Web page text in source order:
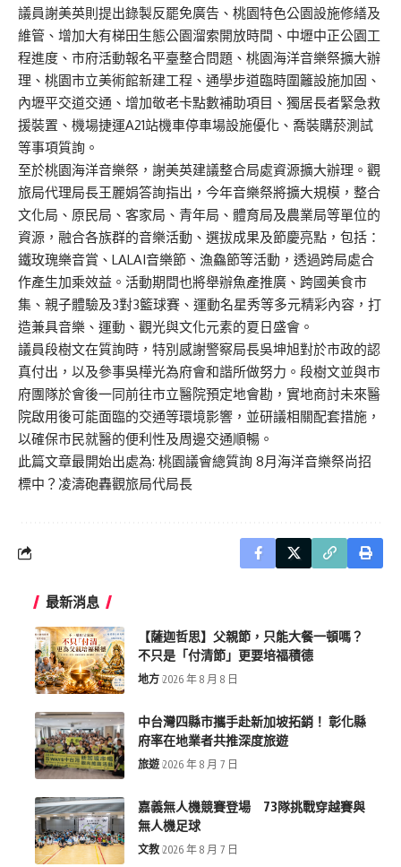
議員謝美英則提出錄製反罷免廣告、桃園特色公園設施修繕及
維管、增加大有梯田生態公園溜索開放時間、中壢中正公園工
程進度、市府活動報名平臺整合問題、桃園海洋音樂祭擴大辦
理、桃園市立美術館新建工程、通學步道臨時圍籬設施加固、
內壢平交道交通、增加敬老卡點數補助項目、獨居長者緊急救
援裝置、機場捷運A21站機車停車場設施優化、喬裝購菸測試
等事項質詢。
至於桃園海洋音樂祭，謝美英建議整合局處資源擴大辦理。觀
旅局代理局長王麗娟答詢指出，今年音樂祭將擴大規模，整合
文化局、原民局、客家局、青年局、體育局及農業局等單位的
資源，融合各族群的音樂活動、選拔成果及節慶亮點，包括：
鐵玫瑰樂音賞、LALAI音樂節、漁鱻節等活動，透過跨局處合
作產生加乘效益。活動期間也將舉辦魚產推廣、跨國美食市
集、親子體驗及3對3籃球賽、運動名星秀等多元精彩內容，打
造兼具音樂、運動、觀光與文化元素的夏日盛會。
議員段樹文在質詢時，特別感謝警察局長吳坤旭對於市政的認
真付出，以及參事吳樺光為府會和諧所做努力。段樹文並與市
府團隊於會後一同前往市立醫院預定地會勘，實地商討未來醫
院啟用後可能面臨的交通等環境影響，並研議相關配套措施，
以確保市民就醫的便利性及周邊交通順暢。
此篇文章最開始出處為: 桃園議會總質詢 8月海洋音樂祭尚招
標中？凌濤砲轟觀旅局代局長
最新消息
【薩迦哲思】父親節，只能大餐一頓嗎？
不只是「付清節」更要培福積德
地方 2026 年 8 月 8 日
中台灣四縣市攜手赴新加坡拓銷！ 彰化縣
府率在地業者共推深度旅遊
旅遊 2026 年 8 月 7 日
嘉義無人機競賽登場 73隊挑戰穿越賽與
無人機足球
文教 2026 年 8 月 7 日